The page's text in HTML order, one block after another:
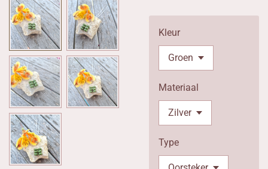
Kleur
Materiaal
Type